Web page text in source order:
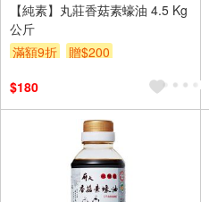
【純素】丸莊香菇素蠔油 4.5 Kg
公斤
滿額9折
贈$200
$180